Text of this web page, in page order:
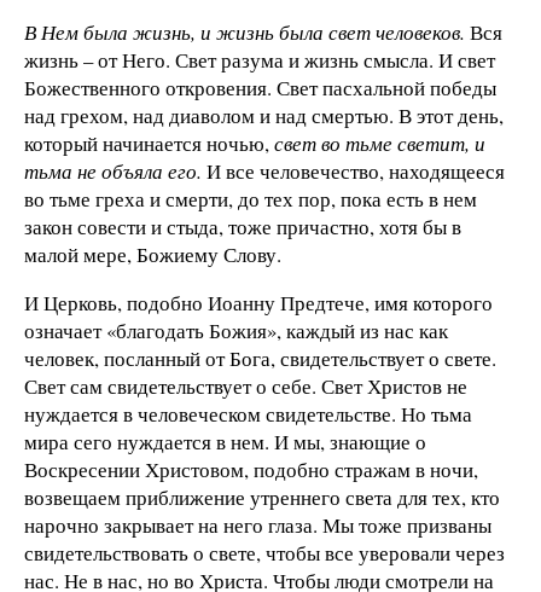
В Нем была жизнь, и жизнь была свет человеков. Вся
жизнь – от Него. Свет разума и жизнь смысла. И свет
Божественного откровения. Свет пасхальной победы
над грехом, над диаволом и над смертью. В этот день,
который начинается ночью,свет во тьме светит, и
тьма не объяла его. И все человечество, находящееся
во тьме греха и смерти, до тех пор, пока есть в нем
закон совести и стыда, тоже причастно, хотя бы в
малой мере, Божиему Слову.
И Церковь, подобно Иоанну Предтече, имя которого
означает «благодать Божия», каждый из нас как
человек, посланный от Бога, свидетельствует о свете.
Свет сам свидетельствует о себе. Свет Христов не
нуждается в человеческом свидетельстве. Но тьма
мира сего нуждается в нем. И мы, знающие о
Воскресении Христовом, подобно стражам в ночи,
возвещаем приближение утреннего света для тех, кто
нарочно закрывает на него глаза. Мы тоже призваны
свидетельствовать о свете, чтобы все уверовали через
нас. Не в нас, но во Христа. Чтобы люди смотрели на